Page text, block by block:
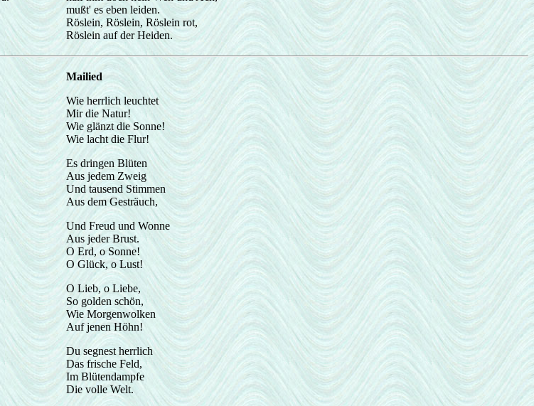
mußt' es eben leiden.
Röslein, Röslein, Röslein rot,
Röslein auf der Heiden.
Mailied
Wie herrlich leuchtet
Mir die Natur!
Wie glänzt die Sonne!
Wie lacht die Flur!
Es dringen Blüten
Aus jedem Zweig
Und tausend Stimmen
Aus dem Gesträuch,
Und Freud und Wonne
Aus jeder Brust.
O Erd, o Sonne!
O Glück, o Lust!
O Lieb, o Liebe,
So golden schön,
Wie Morgenwolken
Auf jenen Höhn!
Du segnest herrlich
Das frische Feld,
Im Blütendampfe
Die volle Welt.